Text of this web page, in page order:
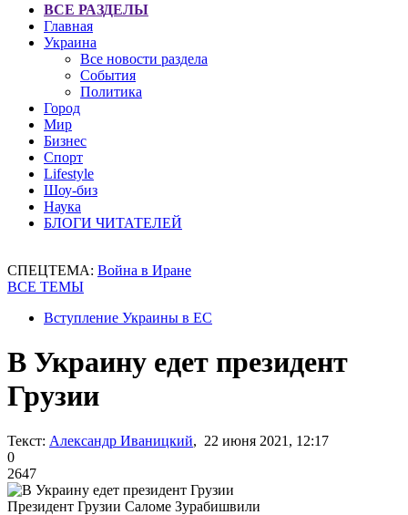
ВСЕ РАЗДЕЛЫ
Главная
Украина
Все новости раздела
События
Политика
Город
Мир
Бизнес
Спорт
Lifestyle
Шоу-биз
Наука
БЛОГИ ЧИТАТЕЛЕЙ
СПЕЦТЕМА: Война в Иране
ВСЕ ТЕМЫ
Вступление Украины в ЕС
В Украину едет президент
Грузии
Текст: Александр Иваницкий, 22 июня 2021, 12:17
0
2647
Президент Грузии Саломе Зурабишвили